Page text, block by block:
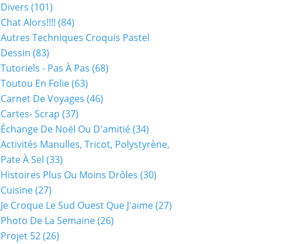
Divers (101)
Chat Alors!!!! (84)
Autres Techniques Croquis Pastel
Dessin (83)
Tutoriels - Pas À Pas (68)
Toutou En Folie(63)
Carnet De Voyages (46)
Cartes- Scrap (37)
Échange De Noël Ou D'amitié(34)
Activités Manulles, Tricot, Polystyrène,
Pate À Sel (33)
Histoires Plus Ou Moins Drôles (30)
Cuisine(27)
Je Croque Le Sud Ouest Que J'aime(27)
Photo De La Semaine(26)
Projet 52(26)